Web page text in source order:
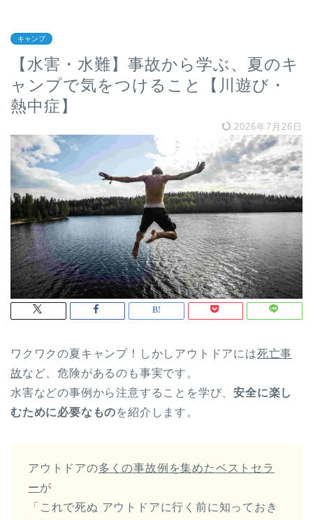
キャンプ
【水害・水難】事故から学ぶ、夏のキ
ャンプで気をつけること【川遊び・
熱中症】
2026年7月26日
ワクワクの夏キャンプ！しかしアウトドアには死亡事
故など、危険があるのも事実です。
水害などの事例から注意することを学び、安全に楽し
むために必要なものを紹介します。
アウトドアの多くの事故例を集めたベストセラ
ーが
「これで死ぬ アウトドアに行く前に知っておき